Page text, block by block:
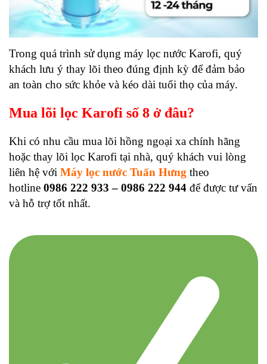
Trong quá trình sử dụng máy lọc nước Karofi, quý
khách lưu ý thay lõi theo đúng định kỳ để đảm bảo
an toàn cho sức khỏe và kéo dài tuổi thọ của máy.
Mua lõi lọc Karofi số 8 ở đâu?
Khi có nhu cầu mua lõi hồng ngoại xa chính hãng
hoặc thay lõi lọc Karofi tại nhà, quý khách vui lòng
liên hệ với Máy lọc nước Tuấn Hưng theo
hotline 0986 222 933 – 0986 222 944 để được tư vấn
và hỗ trợ tốt nhất.